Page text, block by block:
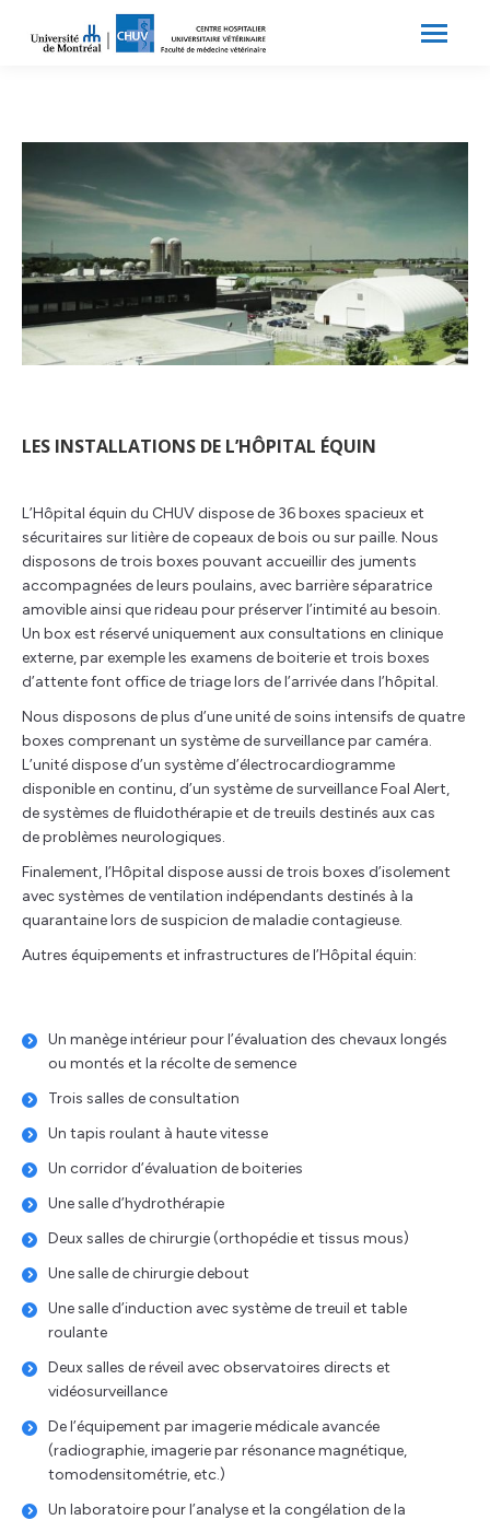
LES INSTALLATIONS DE L’HÔPITAL ÉQUIN
L’Hôpital équin du CHUV dispose de 36 boxes spacieux et
sécuritaires sur litière de copeaux de bois ou sur paille. Nous
disposons de trois boxes pouvant accueillir des juments
accompagnées de leurs poulains, avec barrière séparatrice
amovible ainsi que rideau pour préserver l’intimité au besoin.
Un box est réservé uniquement aux consultations en clinique
externe, par exemple les examens de boiterie et trois boxes
d’attente font office de triage lors de l’arrivée dans l’hôpital.
Nous disposons de plus d’une unité de soins intensifs de quatre
boxes comprenant un système de surveillance par caméra.
L’unité dispose d’un système d’électrocardiogramme
disponible en continu, d’un système de surveillance Foal Alert,
de systèmes de fluidothérapie et de treuils destinés aux cas
de problèmes neurologiques.
Finalement, l’Hôpital dispose aussi de trois boxes d’isolement
avec systèmes de ventilation indépendants destinés à la
quarantaine lors de suspicion de maladie contagieuse.
Autres équipements et infrastructures de l’Hôpital équin:
Un manège intérieur pour l’évaluation des chevaux longés
ou montés et la récolte de semence
Trois salles de consultation
Un tapis roulant à haute vitesse
Un corridor d’évaluation de boiteries
Une salle d’hydrothérapie
Deux salles de chirurgie (orthopédie et tissus mous)
Une salle de chirurgie debout
Une salle d’induction avec système de treuil et table
roulante
Deux salles de réveil avec observatoires directs et
vidéosurveillance
De l’équipement par imagerie médicale avancée
(radiographie, imagerie par résonance magnétique,
tomodensitométrie, etc.)
Un laboratoire pour l’analyse et la congélation de la